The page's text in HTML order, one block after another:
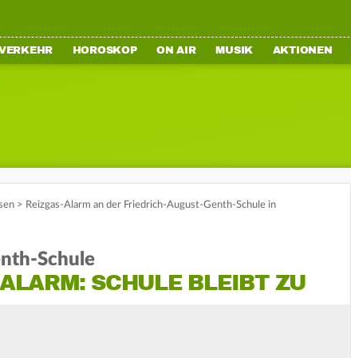
HOROSKOP ON AIR MUSIK AKTIONEN
> Reizgas-Alarm an der Friedrich-August-Genth-Schule in
Schule
SCHULE BLEIBT ZU